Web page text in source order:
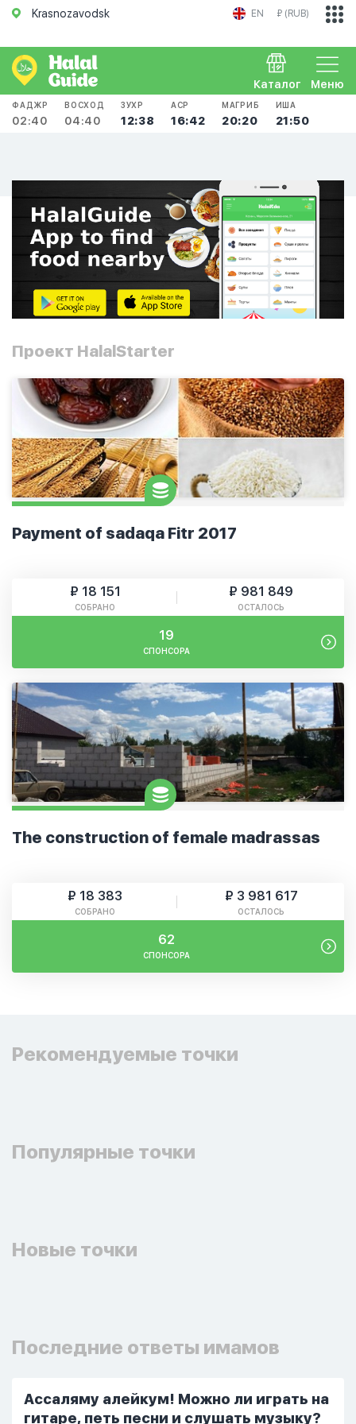
Krasnozavodsk EN ₽ (RUB)
Меню
Каталог
ФАДЖР
02:40
ВОСХОД
04:40
ЗУХР
12:38
АСР
16:42
МАГРИБ
20:20
ИША
21:50
Проект HalalStarter
Payment of sadaqa Fitr 2017
₽ 18 151
СОБРАНО
₽ 981 849
ОСТАЛОСЬ
19
СПОНСОРА
The construction of female madrassas
₽ 18 383
СОБРАНО
₽ 3 981 617
ОСТАЛОСЬ
62
СПОНСОРА
Рекомендуемые точки
Популярные точки
Новые точки
Последние ответы имамов
Ассаляму алейкум! Можно ли играть на
гитаре, петь песни и слушать музыку?